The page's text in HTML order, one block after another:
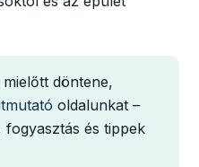
mielőtt döntene,
oldalunkat –
és tippek